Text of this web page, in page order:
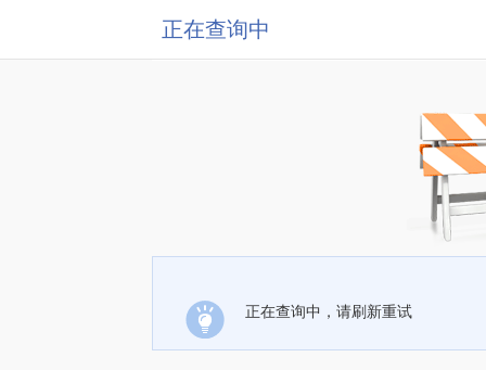
正在查询中
正在查询中，请刷新重试